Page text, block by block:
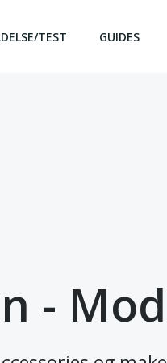
TEST GUIDES
-